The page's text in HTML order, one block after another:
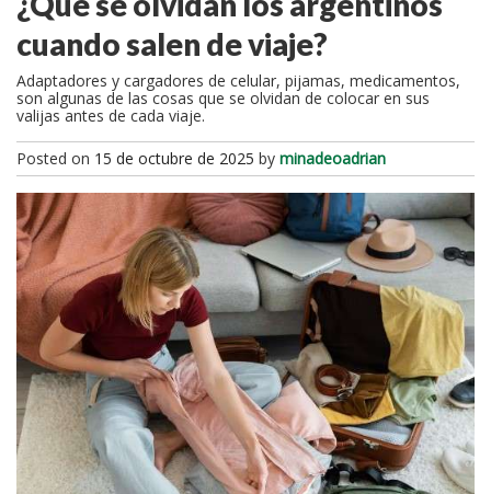
cuando salen de viaje?
Adaptadores y cargadores de celular, pijamas, medicamentos,
son algunas de las cosas que se olvidan de colocar en sus
valijas antes de cada viaje.
Posted on 15 de octubre de 2025 by minadeoadrian